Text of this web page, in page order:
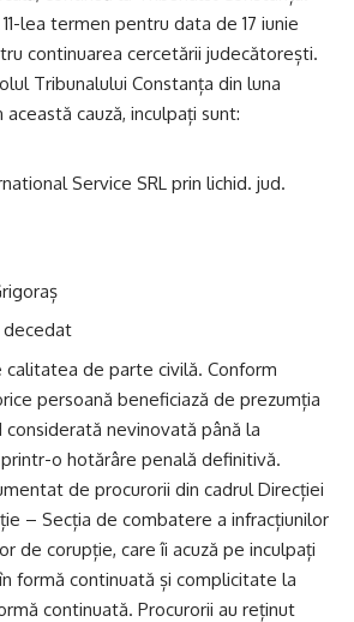
lea termen pentru data de 17 iunie
continuarea cercetării judecătorești.
Tribunalului Constanța din luna
cauză, inculpați sunt:
Service SRL prin lichid. jud.
decedat
calitatea de parte civilă. Conform
persoană beneficiază de prezumția
nevinovată până la
o hotărâre penală definitivă.
de procurorii din cadrul Direcției
– Secția de combatere a infracțiunilor
de corupție, care îi acuză pe inculpați
formă continuată și complicitate la
continuată. Procurorii au reținut